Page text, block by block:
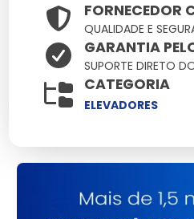
Especificações
Dimensões
(cm)
Peso
(kg)
100 x 100 x
300
Principais
Benefícios
FORNECEDOR
QUALIDADE E
GARANTIA
SUPORTE DIRETO
CATEGORIA
ELEVADORES